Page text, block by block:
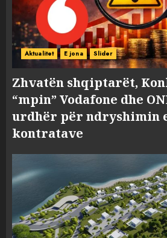
Aktualitet E jona Slider
Zhvatën shqiptarët,
“mpin” Vodafone dhe
urdhër për ndryshimin
kontratave